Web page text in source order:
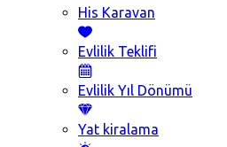
His Karavan
Evlilik Teklifi
Evlilik Yıl Dönümü
Yat kiralama